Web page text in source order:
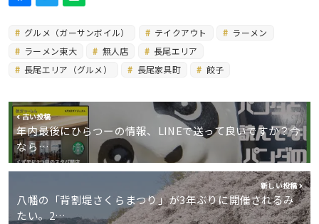
グルメ（ガーサンボイル） テイクアウト
ラーメン
ラーメン東大
無人店
長尾エリア
長尾エリア（グルメ）
長尾家具町 餃子
古い投稿
年内最後にひらつーの情報、LINEで送って良いですか？今
なら…
新しい投稿
八幡の「背割堤さくらまつり」が3年ぶりに開催されるみ
たい。2…